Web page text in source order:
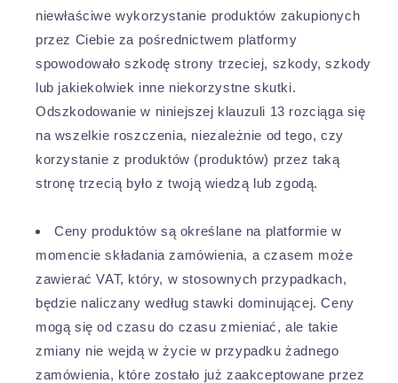
niewłaściwe wykorzystanie produktów zakupionych
przez Ciebie za pośrednictwem platformy
spowodowało szkodę strony trzeciej, szkody, szkody
lub jakiekolwiek inne niekorzystne skutki.
Odszkodowanie w niniejszej klauzuli 13 rozciąga się
na wszelkie roszczenia, niezależnie od tego, czy
korzystanie z produktów (produktów) przez taką
stronę trzecią było z twoją wiedzą lub zgodą.
Ceny produktów są określane na platformie w
momencie składania zamówienia, a czasem może
zawierać VAT, który, w stosownych przypadkach,
będzie naliczany według stawki dominującej. Ceny
mogą się od czasu do czasu zmieniać, ale takie
zmiany nie wejdą w życie w przypadku żadnego
zamówienia, które zostało już zaakceptowane przez